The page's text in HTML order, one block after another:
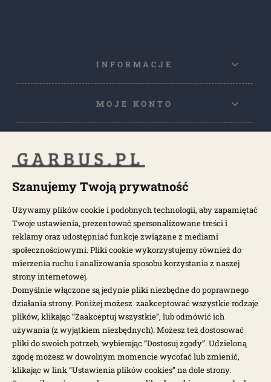
INFORMACJE
MOJE KONTO
POPULARNE MODELE
NEWSLETTER
Otrzymuj najnowsze wiadomości i oferty bezpośrednio na swoją
pocztę.
ZAPISZ SIĘ >
Szanujemy Twoją prywatność
Używamy plików cookie i podobnych technologii, aby zapamiętać
Twoje ustawienia, prezentować spersonalizowane treści i
reklamy oraz udostępniać funkcje związane z mediami
społecznościowymi. Pliki cookie wykorzystujemy również do
mierzenia ruchu i analizowania sposobu korzystania z naszej
strony internetowej.
Domyślnie włączone są jedynie pliki niezbędne do poprawnego
działania strony. Poniżej możesz zaakceptować wszystkie rodzaje
plików, klikając “Zaakceptuj wszystkie”, lub odmówić ich
używania (z wyjątkiem niezbędnych). Możesz też dostosować
pliki do swoich potrzeb, wybierając “Dostosuj zgody”. Udzieloną
zgodę możesz w dowolnym momencie wycofać lub zmienić,
klikając w link “Ustawienia plików cookies” na dole strony.